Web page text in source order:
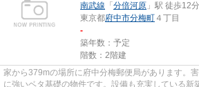
南武線 「 分倍河原 」駅 徒歩12分
東京都府中市分梅町 ４丁目
-
築年数：予定
階数：2階建
家から379mの場所に府中分梅郵便局があります。
に強いベタ基礎の物件です。設備も充実している新